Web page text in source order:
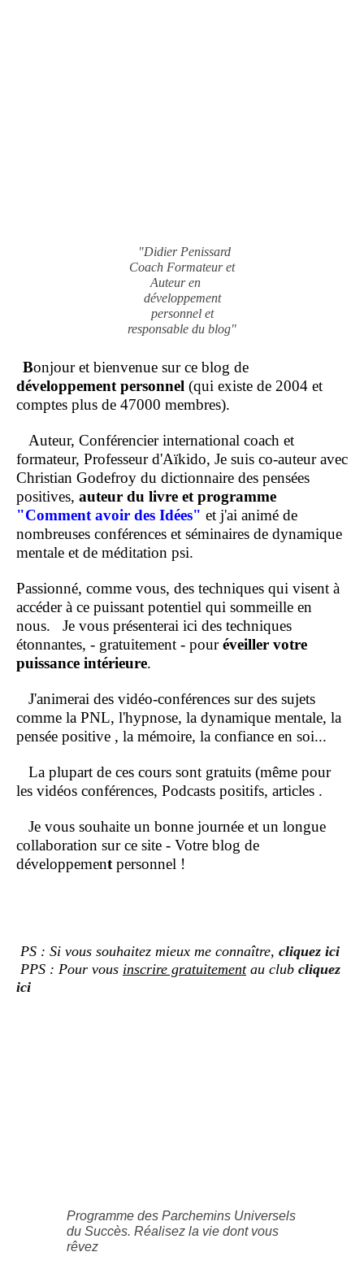
"Didier Penissard
Coach Formateur et
Auteur en
développement
personnel et
responsable du blog"
Bonjour et bienvenue sur ce blog de
développement personnel (qui existe de 2004 et
comptes plus de 47000 membres).
Auteur, Conférencier international coach et
formateur, Professeur d'Aïkido, Je suis co-auteur avec
Christian Godefroy du dictionnaire des pensées
positives, auteur du livre et programme
"Comment avoir des Idées" et j'ai animé de
nombreuses conférences et séminaires de dynamique
mentale et de méditation psi.
Passionné, comme vous, des techniques qui visent à
accéder à ce puissant potentiel qui sommeille en
nous. Je vous présenterai ici des techniques
étonnantes, - gratuitement - pouréveiller votre
puissance intérieure.
J'animerai des vidéo-conférences sur des sujets
comme la PNL, l'hypnose, la dynamique mentale, la
pensée positive , la mémoire, la confiance en soi...
La plupart de ces cours sont gratuits (même pour
les vidéos conférences, Podcasts positifs, articles .
Je vous souhaite un bonne journée et un longue
collaboration sur ce site - Votre blog de
développementpersonnel !
PS : Si vous souhaitez mieux me connaître, cliquez ici
PPS : Pour vous inscrire gratuitementau club cliquez
ici
Programme des Parchemins Universels
du Succès. Réalisez la vie dont vous
rêvez